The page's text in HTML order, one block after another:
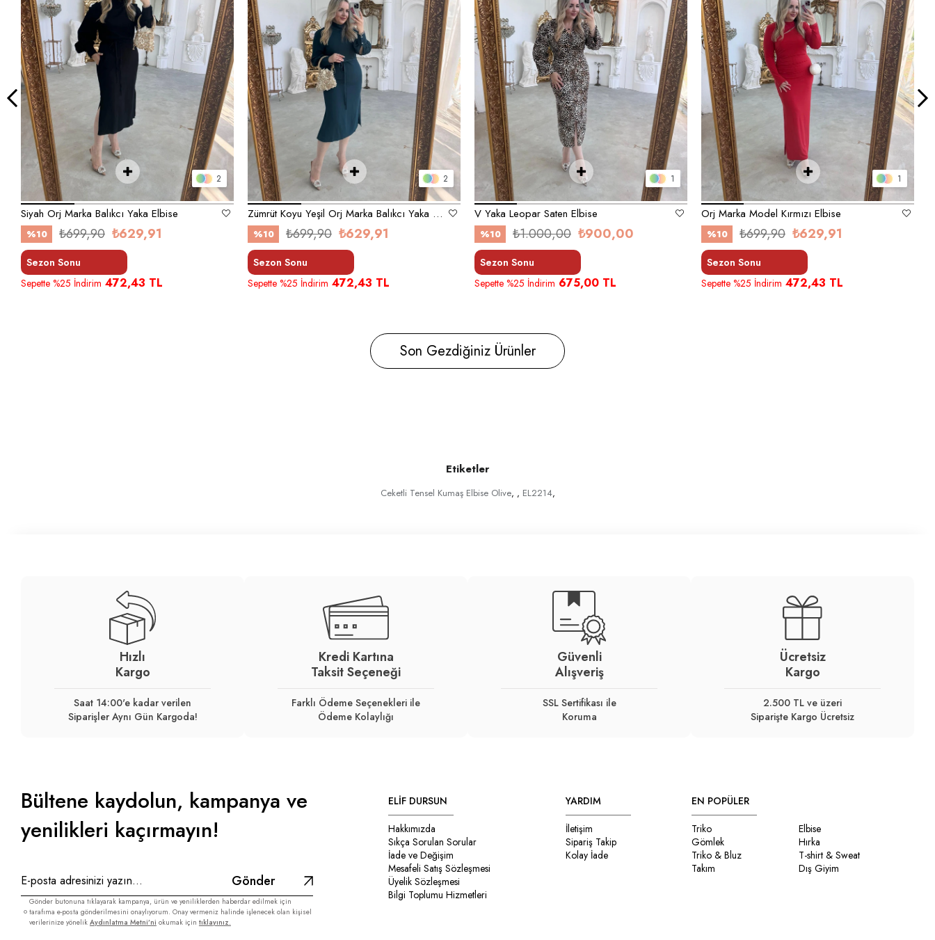
2
Siyah Orj Marka Balıkcı Yaka Elbise
%10 ₺629,91
₺699,90
Sezon Sonu
Sepette %25 İndirim 472,43 TL
2
Zümrüt Koyu Yeşil Orj Marka Balıkcı Yaka Elbise
%10 ₺629,91
₺699,90
Sezon Sonu
Sepette %25 İndirim 472,43 TL
1
V Yaka Leopar Saten Elbise
%10 ₺900,00
₺1.000,00
Sezon Sonu
Sepette %25 İndirim 675,00 TL
1
Orj Marka Model Kırmızı Elbise
%10 ₺629,91
₺699,90
Sezon Sonu
Sepette %25 İndirim 472,43 TL
Son Gezdiğiniz Ürünler
Etiketler
Ceketli Tensel Kumaş Elbise Olive, , EL2214,
Hızlı
Kargo
Saat 14:00'e kadar verilen
Siparişler Aynı Gün Kargoda!
Kredi Kartına
Taksit Seçeneği
Farklı Ödeme Seçenekleri ile
Ödeme Kolaylığı
Güvenli
Alışveriş
SSL Sertifikası ile
Koruma
Ücretsiz
Kargo
2.500 TL ve üzeri
Siparişte Kargo Ücretsiz
Bültene kaydolun, kampanya ve
yenilikleri kaçırmayın!
Gönder
Gönder butonuna tıklayarak kampanya, ürün ve yeniliklerden haberdar edilmek için
tarafıma e-posta gönderilmesini onaylıyorum. Onay vermeniz halinde işlenecek olan kişisel
verilerinize yönelik Aydınlatma Metni’ni okumak için tıklayınız.
ELİF DURSUN
Hakkımızda
Sıkça Sorulan Sorular
İade ve Değişim
Mesafeli Satış Sözleşmesi
Üyelik Sözleşmesi
Bilgi Toplumu Hizmetleri
YARDIM
İletişim
Sipariş Takip
Kolay İade
EN POPÜLER
Triko
Elbise
Gömlek
Hırka
Triko & Bluz
T-shirt & Sweat
Takım
Dış Giyim